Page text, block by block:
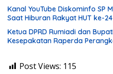
Kanal YouTube Diskominfo SP
Saat Hiburan Rakyat HUT ke-24
Ketua DPRD Rumiadi dan
Kesepakatan Raperda
Post Views: 115